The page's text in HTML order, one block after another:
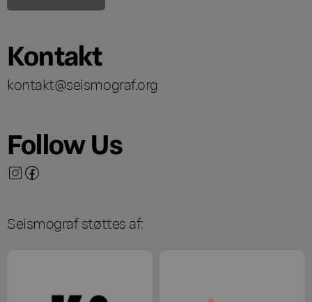
Kontakt
kontakt@seismograf.org
Follow Us
Seismograf støttes af: